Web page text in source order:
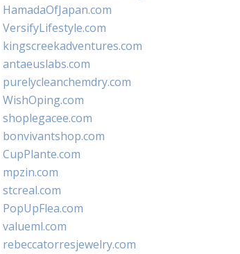
HamadaOfJapan.com
VersifyLifestyle.com
kingscreekadventures.com
antaeuslabs.com
purelycleanchemdry.com
WishOping.com
shoplegacee.com
bonvivantshop.com
CupPlante.com
mpzin.com
stcreal.com
PopUpFlea.com
valueml.com
rebeccatorresjewelry.com